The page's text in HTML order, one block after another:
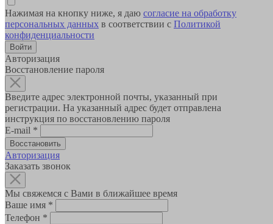
Нажимая на кнопку ниже, я даю согласие на обработку
персональных данных в соответствии с Политикой
конфиденциальности
Авторизация
Восстановление пароля
Введите адрес электронной почты, указанный при
регистрации. На указанный адрес будет отправлена
инструкция по восстановлению пароля
E-mail *
Авторизация
Заказать звонок
Мы свяжемся с Вами в ближайшее время
Ваше имя *
Телефон *